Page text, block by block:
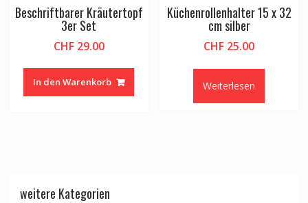
Beschriftbarer Kräutertopf
3er Set
CHF29.00
In den Warenkorb
Küchenrollenhalter 15 x 32
cm silber
CHF 25.00
Weiterlesen
weitere Kategorien